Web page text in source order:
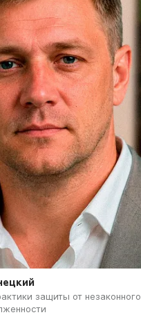
защиты от незаконного